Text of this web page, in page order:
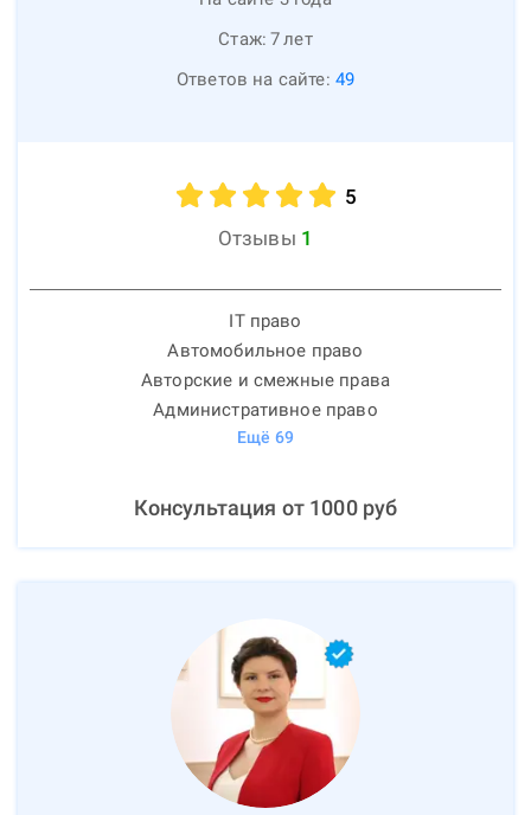
Стаж: 7лет
Ответов на сайте: 49
5
Отзывы 1
IT право
Автомобильное право
Авторские и смежные права
Административное право
Ещё 69
Консультация от 1000руб